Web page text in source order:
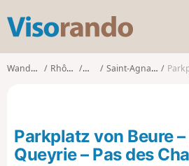
s
o
o
Wanderungen Rhône-Alpes DrômeSaint-Agnan-en-Vercors
Parkplatz von Beure
Queyrie – Pas des